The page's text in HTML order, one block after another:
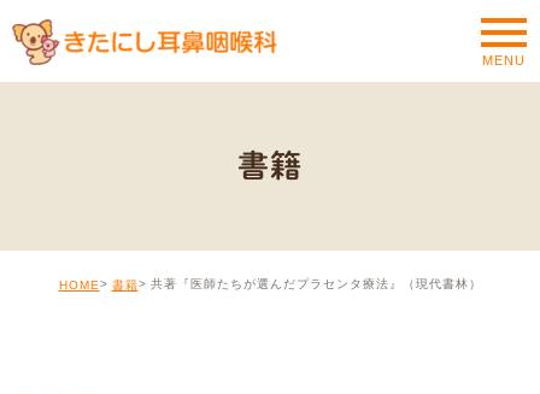
MENU
書籍
HOME 書籍 共著『医師たちが選んだプラセンタ療法』（現代書林）